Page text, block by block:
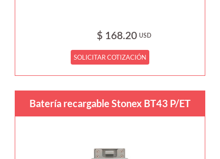
$ 168.20 USD
SOLICITAR COTIZACIÓN
Batería recargable Stonex BT43 P/ET